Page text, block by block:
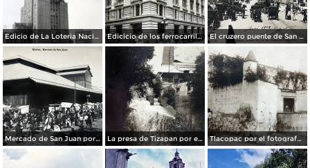
Edicio de La Loteria Nacional Ciudad de México Abril de 1964 Edicicio de los ferrocarriles. El cruzero puente de San Francisco y Guardiola por el fotografo Felix Miret.
Mercado de San Juan por el fotografo Felix Miret La presa de Tizapan por el fotografo Fernando Kososky. ( Circulada el 22 de Diembre de 1910 ). Tlacopac por el fotografo Hugo Brehme.